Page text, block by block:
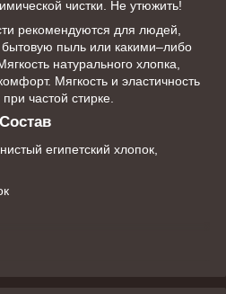
чистки. Не утюжить!
рекомендуются для людей,
пыль или какими–либо
натурального хлопка,
Мягкость и эластичность
частой стирке.
Состав
египетский хлопок,